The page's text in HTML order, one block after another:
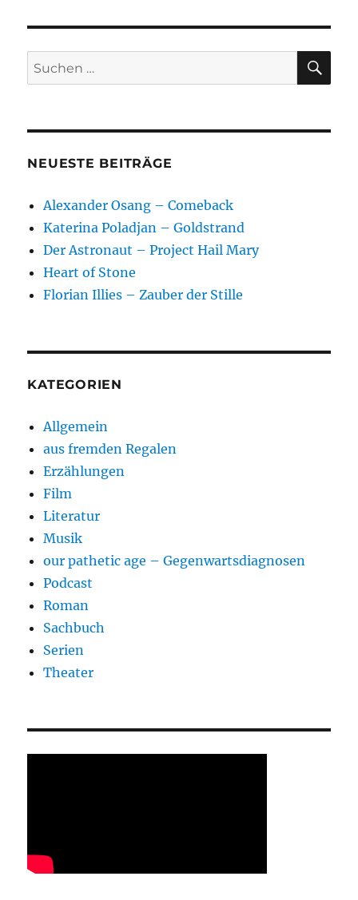
Suchen
nach:
NEUESTE BEITRÄGE
Alexander Osang – Comeback
Katerina Poladjan – Goldstrand
Der Astronaut – Project Hail Mary
Heart of Stone
Florian Illies – Zauber der Stille
KATEGORIEN
Allgemein
aus fremden Regalen
Erzählungen
Film
Literatur
Musik
our pathetic age – Gegenwartsdiagnosen
Podcast
Roman
Sachbuch
Serien
Theater